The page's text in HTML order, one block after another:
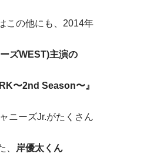
この他にも、2014年
ズWEST)主演の
〜2nd Season〜』
ニーズJr.がたくさん
、 岸優太くん